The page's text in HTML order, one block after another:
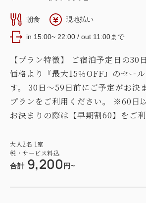
朝食 現地払い
in 15:00~ 22:00 / out 11:00まで
【プラン特徴】 ご宿泊予定日の30
価格より『最大15％OFF』のセー
す。 30日～59日前にご予定がお決
プランをご利用ください。 ※60日
お決まりの際は【早期割60】をご
大人2名 1室
税・サービス料込
合計 9,200 円~